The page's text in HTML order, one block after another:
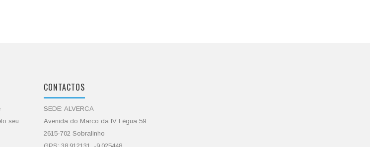
seu
CONTACTOS
SEDE: ALVERCA
Avenida do Marco da IV Légua 59
2615-702 Sobralinho